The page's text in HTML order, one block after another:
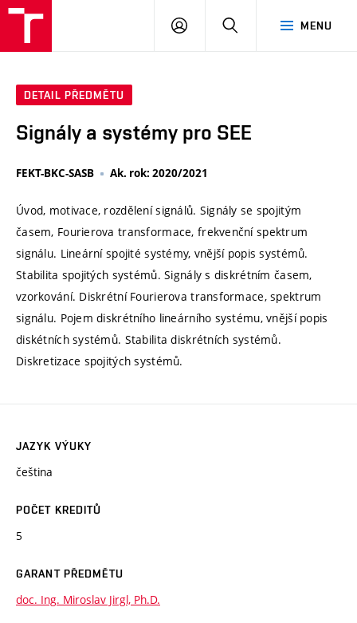
MENU
PŘIHLÁSIT
DETAIL PŘEDMĚTU
Signály a systémy pro SEE
FEKT-BKC-SASB Ak. rok: 2020/2021
Úvod, motivace, rozdělení signálů. Signály se spojitým
časem, Fourierova transformace, frekvenční spektrum
signálu. Lineární spojité systémy, vnější popis systémů.
Stabilita spojitých systémů. Signály s diskrétním časem,
vzorkování. Diskrétní Fourierova transformace, spektrum
signálu. Pojem diskrétního lineárního systému, vnější popis
diskétních systémů. Stabilita diskrétních systémů.
Diskretizace spojitých systémů.
JAZYK VÝUKY
čeština
POČET KREDITŮ
5
GARANT PŘEDMĚTU
doc. Ing. Miroslav Jirgl, Ph.D.